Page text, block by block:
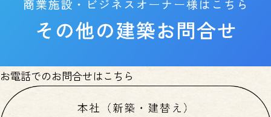
お電話でのお問合せはこちら